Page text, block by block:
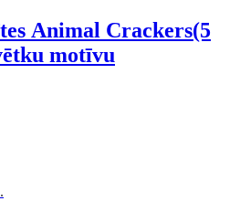
Animal Crackers(5
motīvu